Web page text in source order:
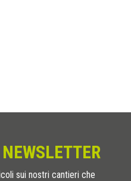
sui nostri cantieri che